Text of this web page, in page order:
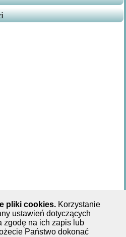
Publiczna w Parczewie,ul. 11
tel: +48 833 551 244
pliki cookies. Korzystanie
ustawień dotyczących
zgodę na ich zapis lub
Państwo dokonać